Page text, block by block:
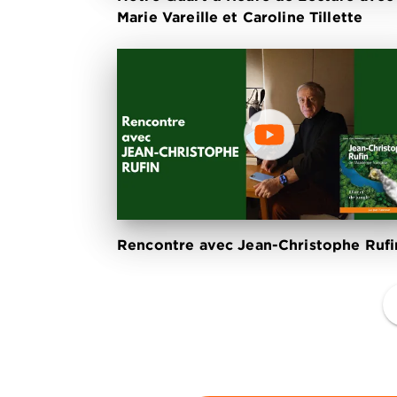
Marie Vareille et Caroline Tillette
Rencontre avec Jean-Christophe